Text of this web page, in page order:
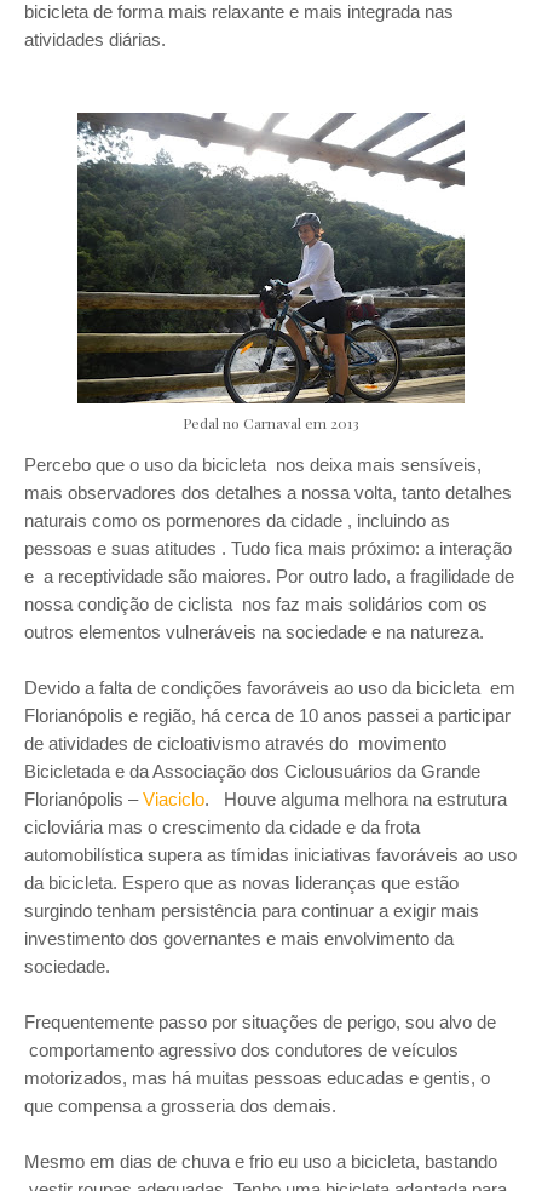
bicicleta de forma mais relaxante e mais integrada nas
atividades diárias.
Pedal no Carnaval em 2013
Percebo que o uso da bicicleta nos deixa mais sensíveis,
mais observadores dos detalhes a nossa volta, tanto detalhes
naturais como os pormenores da cidade , incluindo as
pessoas e suas atitudes . Tudo fica mais próximo: a interação
e a receptividade são maiores. Por outro lado, a fragilidade de
nossa condição de ciclista nos faz mais solidários com os
outros elementos vulneráveis na sociedade e na natureza.
Devido a falta de condições favoráveis ao uso da bicicleta em
Florianópolis e região, há cerca de 10 anos passei a participar
de atividades de cicloativismo através do movimento
Bicicletada e da Associação dos Ciclousuários da Grande
Florianópolis –Viaciclo. Houve alguma melhora na estrutura
cicloviária mas o crescimento da cidade e da frota
automobilística supera as tímidas iniciativas favoráveis ao uso
da bicicleta. Espero que as novas lideranças que estão
surgindo tenham persistência para continuar a exigir mais
investimento dos governantes e mais envolvimento da
sociedade.
Frequentemente passo por situações de perigo, sou alvo de
comportamento agressivo dos condutores de veículos
motorizados, mas há muitas pessoas educadas e gentis, o
que compensa a grosseria dos demais.
Mesmo em dias de chuva e frio eu uso a bicicleta, bastando